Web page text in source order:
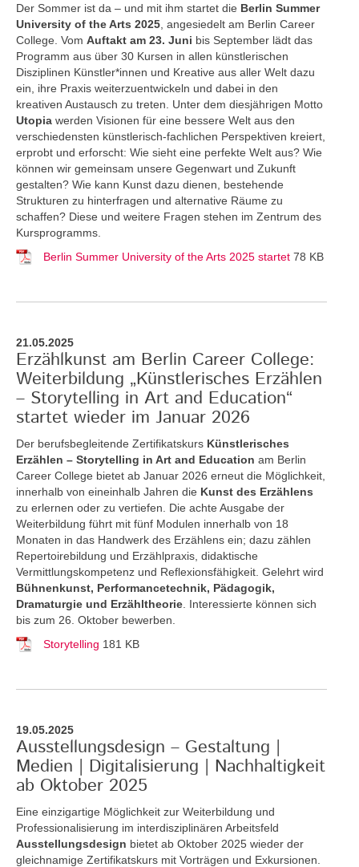
Der Sommer ist da – und mit ihm startet die Berlin Summer
University of the Arts 2025 , angesiedelt am Berlin Career
College. Vom Auftakt am 23. Juni bis September lädt das
Programm aus über 30 Kursen in allen künstlerischen
Disziplinen Künstler*innen und Kreative aus aller Welt dazu
ein, ihre Praxis weiterzuentwickeln und dabei in den
kreativen Austausch zu treten. Unter dem diesjährigen Motto
Utopia werden Visionen für eine bessere Welt aus den
verschiedensten künstlerisch-fachlichen Perspektiven kreiert,
erprobt und erforscht: Wie sieht eine perfekte Welt aus? Wie
können wir gemeinsam unsere Gegenwart und Zukunft
gestalten? Wie kann Kunst dazu dienen, bestehende
Strukturen zu hinterfragen und alternative Räume zu
schaffen? Diese und weitere Fragen stehen im Zentrum des
Kursprogramms.
Berlin Summer University of the Arts 2025 startet 78 KB
21.05.2025
Erzählkunst am Berlin Career College:
Weiterbildung „Künstlerisches Erzählen
– Storytelling in Art and Education“
startet wieder im Januar 2026
Der berufsbegleitende Zertifikatskurs Künstlerisches
Erzählen – Storytelling in Art and Education am Berlin
Career College bietet ab Januar 2026 erneut die Möglichkeit,
innerhalb von eineinhalb Jahren die Kunst des Erzählens
zu erlernen oder zu vertiefen. Die achte Ausgabe der
Weiterbildung führt mit fünf Modulen innerhalb von 18
Monaten in das Handwerk des Erzählens ein; dazu zählen
Repertoirebildung und Erzählpraxis, didaktische
Vermittlungskompetenz und Reflexionsfähigkeit. Gelehrt wird
Bühnenkunst, Performancetechnik, Pädagogik,
Dramaturgie und Erzähltheorie . Interessierte können sich
bis zum 26. Oktober bewerben.
Storytelling 181 KB
19.05.2025
Ausstellungsdesign – Gestaltung |
Medien | Digitalisierung | Nachhaltigkeit
ab Oktober 2025
Eine einzigartige Möglichkeit zur Weiterbildung und
Professionalisierung im interdisziplinären Arbeitsfeld
Ausstellungsdesign bietet ab Oktober 2025 wieder der
gleichnamige Zertifikatskurs mit Vorträgen und Exkursionen.